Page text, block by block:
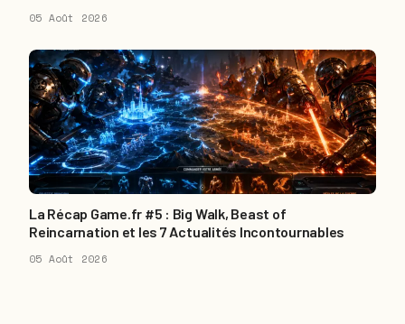
05 Août 2026
La Récap Game.fr #5 : Big Walk, Beast of
Reincarnation et les 7 Actualités Incontournables
05 Août 2026